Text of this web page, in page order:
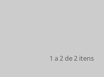
1 a 2 de 2 itens